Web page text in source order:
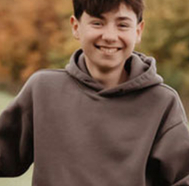
+ Kontakt
Buchungsanfrage